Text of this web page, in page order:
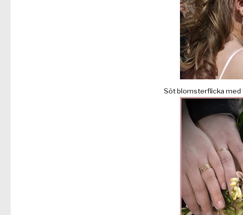
Söt blomsterflicka med